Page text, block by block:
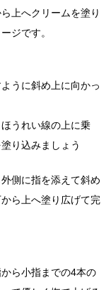
上へクリームを塗り
ジです。
うに斜め上に向かっ
うれい線の上に乗
り込みましょう
側に指を添えて斜め
ら上へ塗り広げて完
ら小指までの4本の